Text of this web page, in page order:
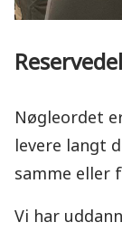
Nøgleordet
levere langt
samme eller
Vi har